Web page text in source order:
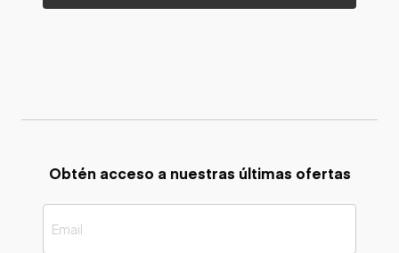
Obtén acceso a nuestras últimas ofertas